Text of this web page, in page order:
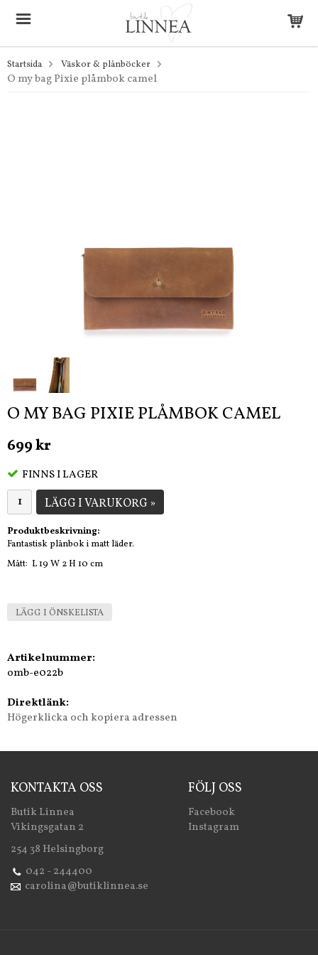
Startsida Väskor & plånböcker
O my bag Pixie plåmbok camel
O MY BAG PIXIE PLÅMBOK CAMEL
699 kr
FINNS I LAGER
LÄGG I VARUKORG »
Produktbeskrivning:
Fantastisk plånbok i matt läder.
Mått: L 19 W 2 H 10 cm
LÄGG I ÖNSKELISTA
Artikelnummer:
omb-e022b
Direktlänk:
Högerklicka och kopiera adressen
KONTAKTA OSS
Butik Linnea
Vikingsgatan 2
254 38 Helsingborg
042 - 244400
carolina@butiklinnea.se
FÖLJ OSS
Facebook
Instagram